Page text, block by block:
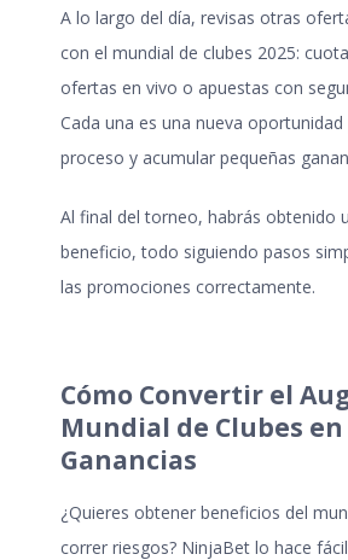
A lo largo del día, revisas otras
con el mundial de clubes 2025:
ofertas en vivo o apuestas con
Cada una es una nueva
proceso y acumular pequeñas
Al final del torneo, habrás obtenido
beneficio, todo siguiendo pasos
las promociones correctamente.
Cómo Convertir el
Mundial de Clubes en
Ganancias
¿Quieres obtener beneficios del
correr riesgos? NinjaBet lo hace